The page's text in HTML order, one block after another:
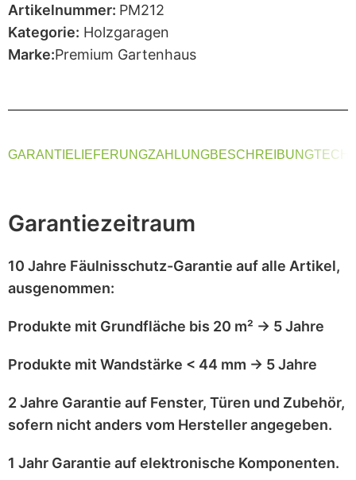
Artikelnummer: PM212
Kategorie: Holzgaragen
Marke:Premium Gartenhaus
GARANTIELIEFERUNGZAHLUNGBESCHREIBUNG
Garantiezeitraum
10 Jahre Fäulnisschutz-Garantie auf alle Artikel,
ausgenommen:
Produkte mit Grundfläche bis 20 m² → 5 Jahre
Produkte mit Wandstärke < 44 mm → 5 Jahre
2 Jahre Garantie auf Fenster, Türen und Zubehör,
sofern nicht anders vom Hersteller angegeben.
1 Jahr Garantie aufelektronische Komponenten.